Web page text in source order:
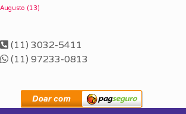
Augusto (13)
(11) 3032-5411
(11) 97233-0813